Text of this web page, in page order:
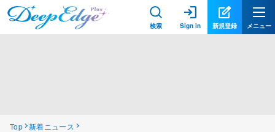
検索 Sign in 新規登録 メニュー
Top 新着ニュース